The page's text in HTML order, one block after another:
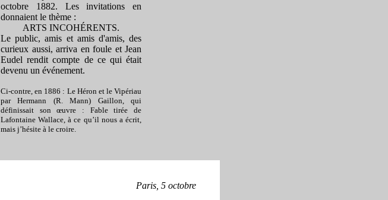
octobre 1882. Les invitations en
donnaient le thème :
ARTS INCOHÉRENTS.
Le public, amis et amis d'amis, des
curieux aussi, arriva en foule et Jean
Eudel rendit compte de ce qui était
devenu un événement.
Ci-contre, en 1886 : Le Héron et le Vipériau
par Hermann (R. Mann) Gaillon, qui
définissait sonœuvre : Fable tirée de
Lafontaine Wallace, à ce qu’il nous a écrit,
mais j’hésite à le croire.
Paris, 5 octobre